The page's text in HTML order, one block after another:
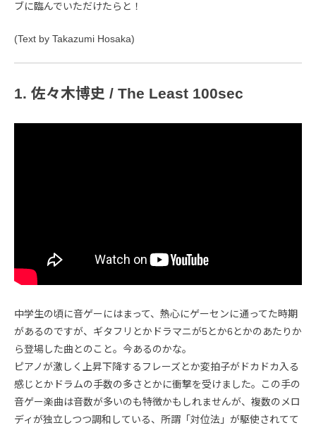
ブに臨んでいただけたらと！
(Text by Takazumi Hosaka)
1. 佐々木博史 / The Least 100sec
中学生の頃に音ゲーにはまって、熱心にゲーセンに通ってた時期
があるのですが、ギタフリとかドラマニが5とか6とかのあたりか
ら登場した曲とのこと。今あるのかな。
ピアノが激しく上昇下降するフレーズとか変拍子がドカドカ入る
感じとかドラムの手数の多さとかに衝撃を受けました。この手の
音ゲー楽曲は音数が多いのも特徴かもしれませんが、複数のメロ
ディが独立しつつ調和している、所謂「対位法」が駆使されてて